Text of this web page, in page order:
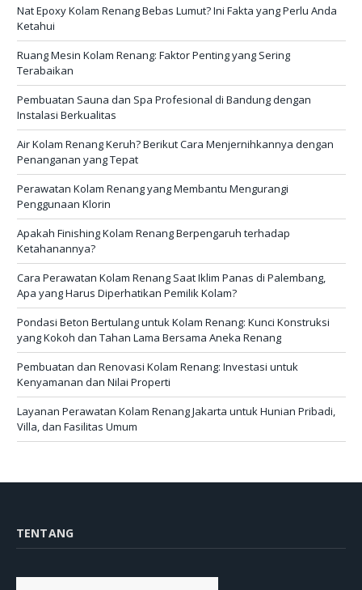
Nat Epoxy Kolam Renang Bebas Lumut? Ini Fakta yang Perlu Anda
Ketahui
Ruang Mesin Kolam Renang: Faktor Penting yang Sering
Terabaikan
Pembuatan Sauna dan Spa Profesional di Bandung dengan
Instalasi Berkualitas
Air Kolam Renang Keruh? Berikut Cara Menjernihkannya dengan
Penanganan yang Tepat
Perawatan Kolam Renang yang Membantu Mengurangi
Penggunaan Klorin
Apakah Finishing Kolam Renang Berpengaruh terhadap
Ketahanannya?
Cara Perawatan Kolam Renang Saat Iklim Panas di Palembang,
Apa yang Harus Diperhatikan Pemilik Kolam?
Pondasi Beton Bertulang untuk Kolam Renang: Kunci Konstruksi
yang Kokoh dan Tahan Lama Bersama Aneka Renang
Pembuatan dan Renovasi Kolam Renang: Investasi untuk
Kenyamanan dan Nilai Properti
Layanan Perawatan Kolam Renang Jakarta untuk Hunian Pribadi,
Villa, dan Fasilitas Umum
TENTANG